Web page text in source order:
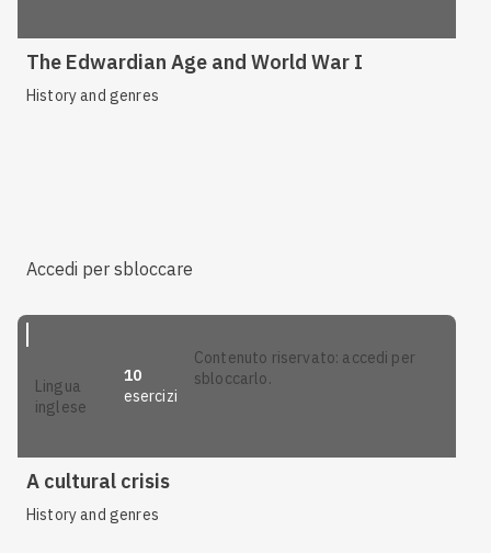
The Edwardian Age and World War I
History and genres
Accedi per sbloccare
lingua
inglese
10
esercizi
contenuto riservato: accedi per
sbloccarlo.
A cultural crisis
History and genres